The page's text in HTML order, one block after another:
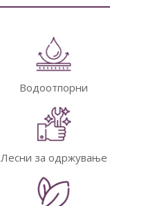
Водоотпорни
Лесни за одржување